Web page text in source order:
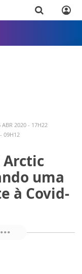
ABR 2020 - 17H22
09H12
Arctic
uma
à Covid-